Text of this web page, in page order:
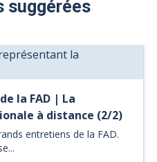
suggérées
la FAD | La
à distance (2/2)
entretiens de la FAD.